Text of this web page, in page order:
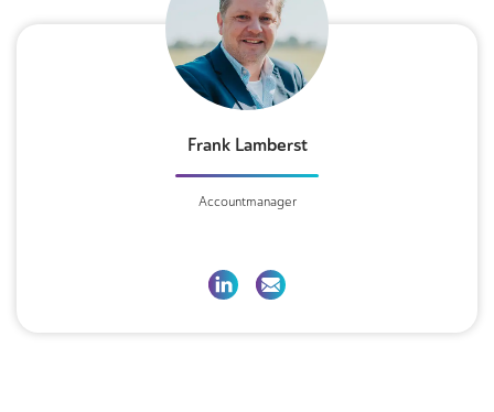
Frank Lamberst
Accountmanager